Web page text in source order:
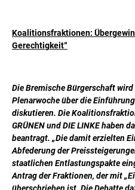
Koalitionsfraktionen:
Gerechtigkeit“
Die Bremische Bürgerschaft
Plenarwoche über die
diskutieren. Die
GRÜNEN und DIE LINKE haben
beantragt. „Die damit erzielten
Abfederung der
staatlichen Entlastungspakte
Antrag der Fraktionen, der mit
überschrieben ist. Die Debatte